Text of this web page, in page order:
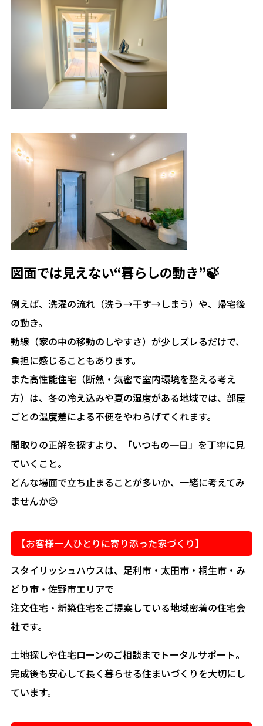
図面では見えない“暮らしの動き”🍃
例えば、洗濯の流れ（洗う→干す→しまう）や、帰宅後
の動き。
動線（家の中の移動のしやすさ）が少しズレるだけで、
負担に感じることもあります。
また高性能住宅（断熱・気密で室内環境を整える考え
方）は、冬の冷え込みや夏の湿度がある地域では、部屋
ごとの温度差による不便をやわらげてくれます。
間取りの正解を探すより、「いつもの一日」を丁寧に見
ていくこと。
どんな場面で立ち止まることが多いか、一緒に考えてみ
ませんか😊
【お客様一人ひとりに寄り添った家づくり】
スタイリッシュハウスは、足利市・太田市・桐生市・み
どり市・佐野市エリアで
注文住宅・新築住宅をご提案している地域密着の住宅会
社です。
土地探しや住宅ローンのご相談までトータルサポート。
完成後も安心して長く暮らせる住まいづくりを大切にし
ています。